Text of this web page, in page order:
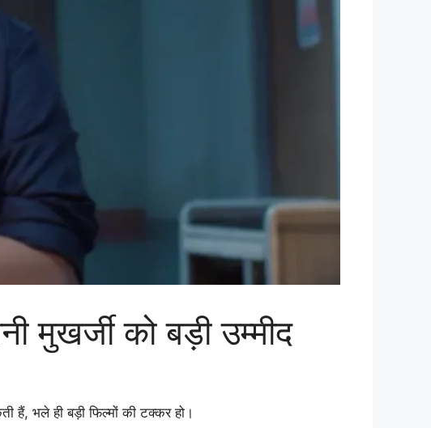
को बड़ी उम्मीद
हैं, भले ही बड़ी फिल्मों की टक्कर हो।